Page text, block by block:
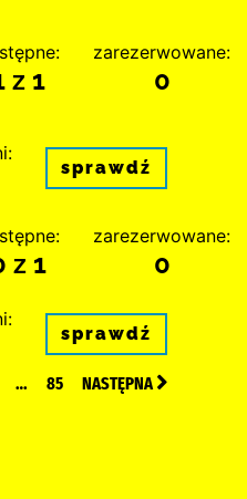
z 1
zarezerwowane:
0
sprawdź
z 1
zarezerwowane:
0
sprawdź
… 85 NASTĘPNA